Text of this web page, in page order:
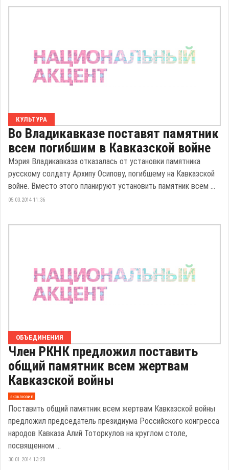
КУЛЬТУРА
Во Владикавказе поставят памятник
всем погибшим в Кавказской войне
Мэрия Владикавказа отказалась от установки памятника
русскому солдату Архипу Осипову, погибшему на Кавказской
войне. Вместо этого планируют установить памятник всем ...
05.03.2014 11:36
ОБЪЕДИНЕНИЯ
Член РКНК предложил поставить
общий памятник всем жертвам
Кавказской войны
эксклюзив
Поставить общий памятник всем жертвам Кавказской войны
предложил председатель президиума Российского конгресса
народов Кавказа Алий Тоторкулов на круглом столе,
посвященном ...
30.01.2014 13:20